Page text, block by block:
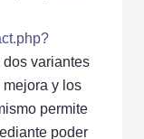
dos variantes
y los
permite
poder